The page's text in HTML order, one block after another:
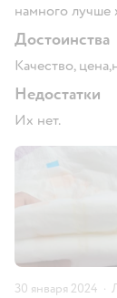
намного лучше
Достоинства
Качество,
Недостатки
Их нет.
30 января 2024 ·